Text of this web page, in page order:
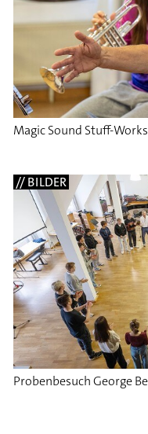
Magic Sound Stuff-
// BILDER
Probenbesuch George